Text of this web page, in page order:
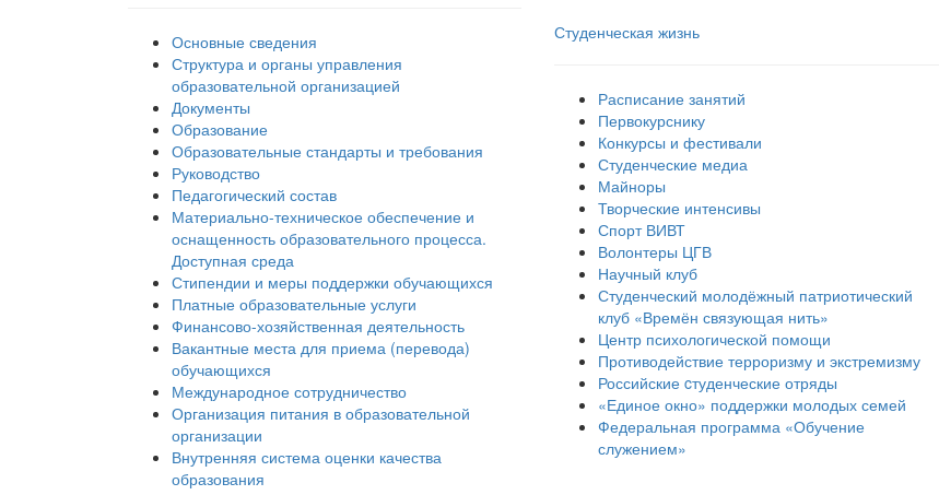
Основные сведения
Структура и органы управления
образовательной организацией
Документы
Образование
Образовательные стандарты и требования
Руководство
Педагогический состав
Материально-техническое обеспечение и
оснащенность образовательного процесса.
Доступная среда
Стипендии и меры поддержки обучающихся
Платные образовательные услуги
Финансово-хозяйственная деятельность
Вакантные места для приема (перевода)
обучающихся
Международное сотрудничество
Организация питания в образовательной
организации
Внутренняя система оценки качества
образования
Студенческая жизнь
Расписание занятий
Первокурснику
Конкурсы и фестивали
Студенческие медиа
Майноры
Творческие интенсивы
Спорт ВИВТ
Волонтеры ЦГВ
Научный клуб
Студенческий молодёжный патриотический
клуб «Времён связующая нить»
Центр психологической помощи
Противодействие терроризму и экстремизму
Российские cтуденческие отряды
«Единое окно» поддержки молодых семей
Федеральная программа «Обучение
служением»